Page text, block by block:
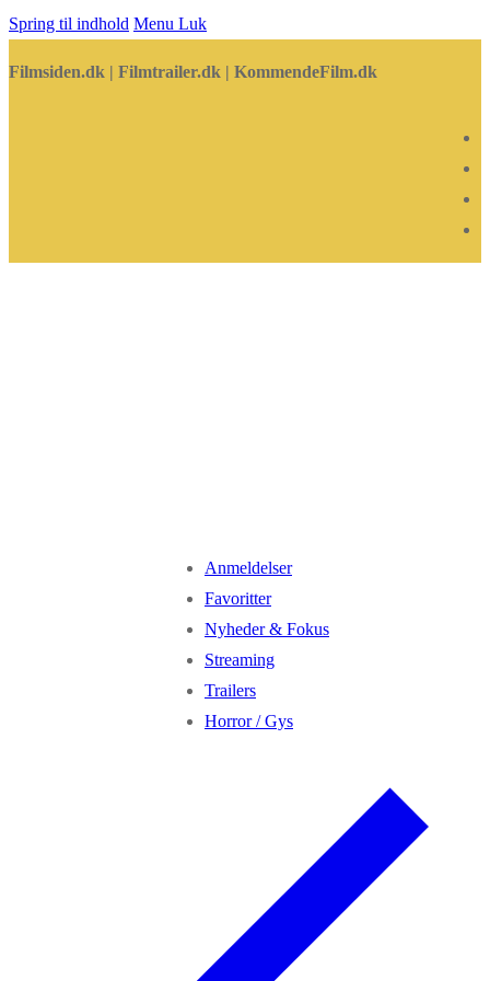
Spring til indhold Menu Luk
Filmsiden.dk | Filmtrailer.dk | KommendeFilm.dk
Anmeldelser
Favoritter
Nyheder & Fokus
Streaming
Trailers
Horror / Gys